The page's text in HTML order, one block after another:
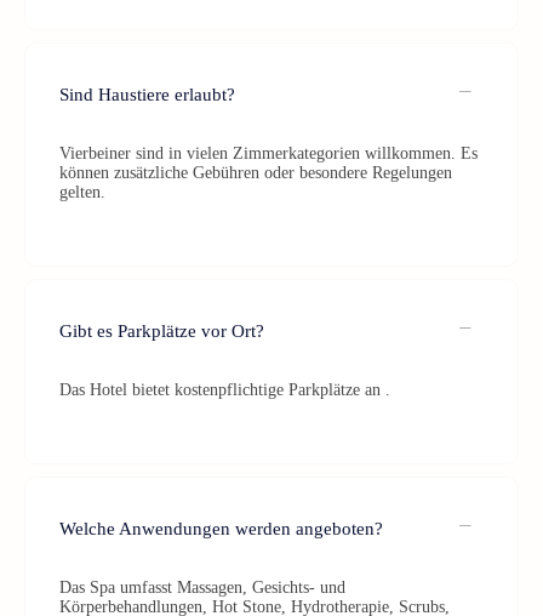
Sind Haustiere erlaubt?
Vierbeiner sind in vielen Zimmerkategorien willkommen. Es
können zusätzliche Gebühren oder besondere Regelungen
gelten.
Gibt es Parkplätze vor Ort?
Das Hotel bietet kostenpflichtige Parkplätze an .
Welche Anwendungen werden angeboten?
Das Spa umfasst Massagen, Gesichts- und
Körperbehandlungen, Hot Stone, Hydrotherapie, Scrubs,